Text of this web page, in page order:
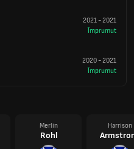
2021-2021
Împrumut
2020-2021
Împrumut
Merlin
Rohl
Harrison